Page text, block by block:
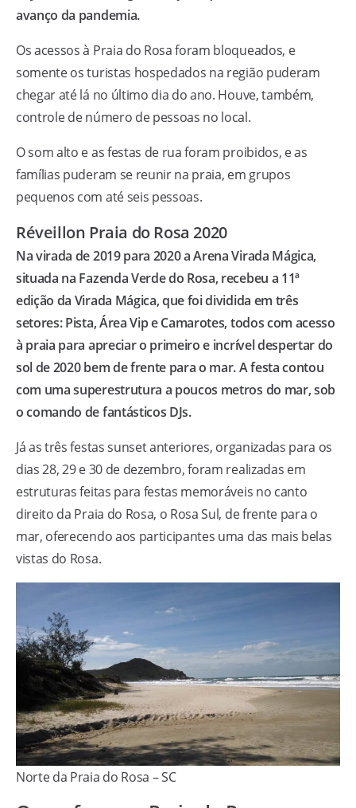
avanço da pandemia.
Os acessos à Praia do Rosa foram bloqueados, e
somente os turistas hospedados na região puderam
chegar até lá no último dia do ano. Houve, também,
controle de número de pessoas no local.
O som alto e as festas de rua foram proibidos, e as
famílias puderam se reunir na praia, em grupos
pequenos com até seis pessoas.
Réveillon Praia do Rosa 2020
Na virada de 2019 para 2020 a Arena Virada Mágica,
situada na Fazenda Verde do Rosa, recebeu a 11ª
edição da Virada Mágica, que foi dividida em três
setores: Pista, Área Vip e Camarotes, todos com acesso
à praia para apreciar o primeiro e incrível despertar do
sol de 2020 bem de frente para o mar. A festa contou
com uma superestrutura a poucos metros do mar, sob
o comando de fantásticos DJs.
Já as três festas sunset anteriores, organizadas para os
dias 28, 29 e 30 de dezembro, foram realizadas em
estruturas feitas para festas memoráveis no canto
direito da Praia do Rosa, o Rosa Sul, de frente para o
mar, oferecendo aos participantes uma das mais belas
vistas do Rosa.
Norte da Praia do Rosa – SC